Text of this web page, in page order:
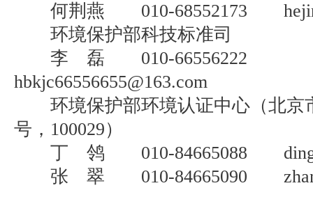
何荆燕 010-68552173
环境保护部科技标准司
李 磊 010-66556222
hbkjc66556655@163.com
环境保护部环境认证中心（北京
号，100029）
丁 鸰 010-84665088
张 翠 010-84665090